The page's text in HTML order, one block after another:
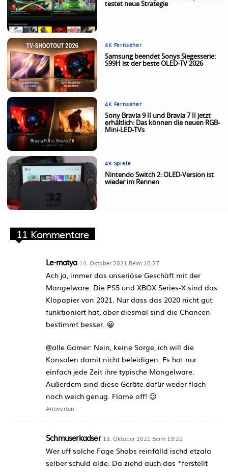
testet neue Strategie
4K Fernseher
Samsung beendet Sonys Siegesserie:
S99H ist der beste OLED-TV 2026
4K Fernseher
Sony Bravia 9 II und Bravia 7 II jetzt
erhältlich: Das können die neuen RGB-
Mini-LED-TVs
4K Spiele
Nintendo Switch 2: OLED-Version ist
wieder im Rennen
11 Kommentare
Le-matya 14. Oktober 2021 Beim 10:27
Ach ja, immer das unseriöse Geschäft mit der
Mangelware. Die PS5 und XBOX Series-X sind das
Klopapier von 2021. Nur dass das 2020 nicht gut
funktioniert hat, aber diesmal sind die Chancen
bestimmt besser. 😀
@alle Gamer: Nein, keine Sorge, ich will die
Konsolen damit nicht beleidigen. Es hat nur
einfach jede Zeit ihre typische Mangelware.
Außerdem sind diese Geräte dafür weder flach
noch weich genug. Flame off! 😉
Antworten
Schmuserkadser 13. Oktober 2021 Beim 19:22
Wer uff solche Fage Shobs reinfälld ischd etzala
selber schuld alde. Da ziehd auch das *ferstellt